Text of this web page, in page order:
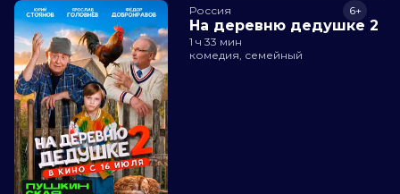
Россия
На деревню дедушке 2
6+
1 ч 33 мин
комедия, семейный